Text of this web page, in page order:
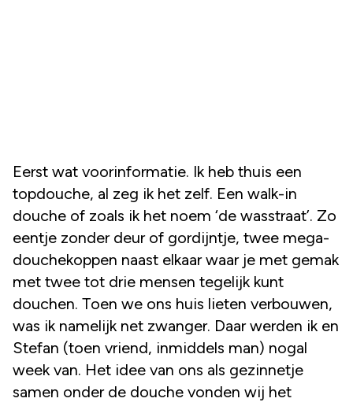
Eerst wat voorinformatie. Ik heb thuis een
topdouche, al zeg ik het zelf. Een walk-in
douche of zoals ik het noem ‘de wasstraat’. Zo
eentje zonder deur of gordijntje, twee mega-
douchekoppen naast elkaar waar je met gemak
met twee tot drie mensen tegelijk kunt
douchen. Toen we ons huis lieten verbouwen,
was ik namelijk net zwanger. Daar werden ik en
Stefan (toen vriend, inmiddels man) nogal
week van. Het idee van ons als gezinnetje
samen onder de douche vonden wij het